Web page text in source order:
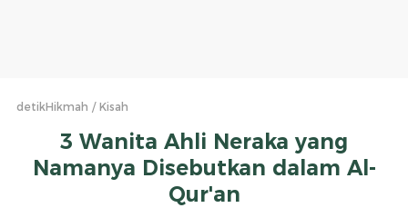
detikHikmah Kisah
3 Wanita Ahli Neraka yang
Namanya Disebutkan dalam Al-
Qur'an